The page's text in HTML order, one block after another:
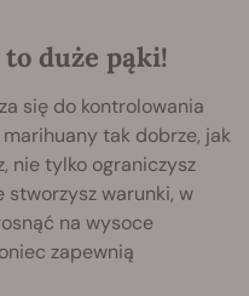
duże pąki!
się do kontrolowania
tak dobrze, jak
nie tylko ograniczysz
stworzysz warunki, w
na wysoce
zapewnią